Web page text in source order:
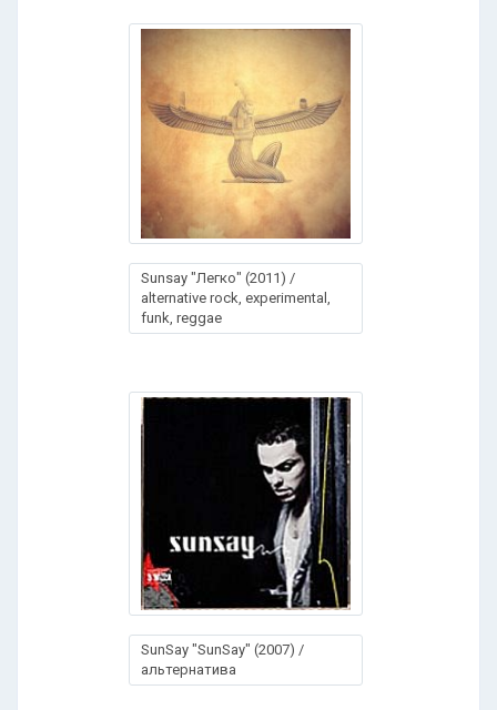
Sunsay "Легко" (2011) /
alternative rock, experimental,
funk, reggae
SunSay "SunSay" (2007) /
альтернатива